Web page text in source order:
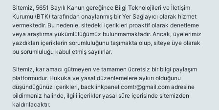
Sitemiz, 5651 Sayılı Kanun gereğince Bilgi Teknolojileri ve İletişim
Kurumu (BTK) tarafından onaylanmış bir Yer Sağlayıcı olarak hizmet
vermektedir. Bu nedenle, sitedeki içerikleri proaktif olarak denetleme
veya araştırma yükümlülüğümüz bulunmamaktadır. Ancak, üyelerimiz
yazdıkları içeriklerin sorumluluğunu taşımakta olup, siteye üye olarak
bu sorumluluğu kabul etmiş sayılırlar.
Sitemiz, kar amacı gütmeyen ve tamamen ücretsiz bir bilgi paylaşım
platformudur. Hukuka ve yasal düzenlemelere aykırı olduğunu
düşündüğünüz içerikleri, backlinkpanelicomtr@gmail.com adresine
bildirmeniz halinde, ilgili içerikler yasal süre içerisinde sitemizden
kaldırılacaktır.